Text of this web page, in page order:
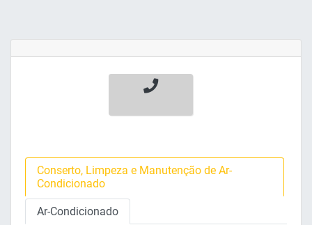
Conserto, Limpeza e Manutenção de Ar-
Condicionado
Ar-Condicionado